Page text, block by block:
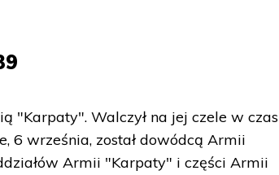
"Karpaty". Walczył na jej czele w
6 września, został dowódcą Armii
Armii "Karpaty" i części Armii